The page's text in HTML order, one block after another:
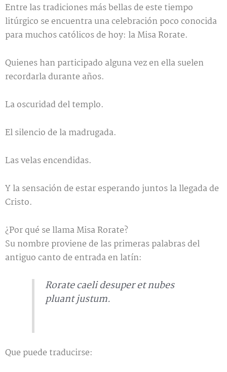
Entre las tradiciones más bellas de este tiempo
litúrgico se encuentra una celebración poco conocida
para muchos católicos de hoy: la Misa Rorate.
Quienes han participado alguna vez en ella suelen
recordarla durante años.
La oscuridad del templo.
El silencio de la madrugada.
Las velas encendidas.
Y la sensación de estar esperando juntos la llegada de
Cristo.
¿Por qué se llama Misa Rorate?
Su nombre proviene de las primeras palabras del
antiguo canto de entrada en latín:
Rorate caeli desuper et nubes
pluant justum.
Que puede traducirse: